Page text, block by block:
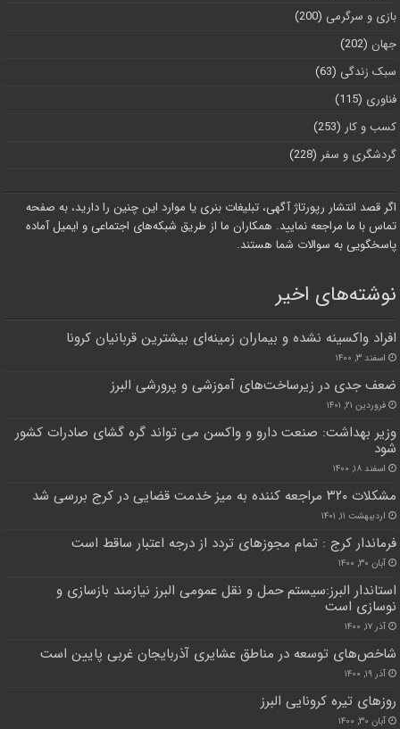
بازی و سرگرمی (200)
جهان (202)
سبک زندگی (63)
فناوری (115)
کسب و کار (253)
گردشگری و سفر (228)
اگر قصد انتشار رپورتاژ آگهی، تبلیغات بنری یا موارد این چنین را دارید، به صفحه
تماس با ما مراجعه نمایید. همکاران ما از طریق شبکه‌های اجتماعی و ایمیل آماده
پاسخگویی به سوالات شما هستند.
نوشته‌های اخیر
افراد واکسینه نشده و بیماران زمینه‌ای بیشترین قربانیان کرونا
اسفند ۳, ۱۴۰۰
ضعف جدی در زیرساخت‌های آموزشی و پرورشی البرز
فروردین ۲۱, ۱۴۰۱
وزیر بهداشت: صنعت دارو و واکسن می تواند گره گشای صادرات کشور
شود
اسفند ۱۸, ۱۴۰۰
مشکلات ۳۲۰ مراجعه کننده به میز خدمت قضایی در کرج بررسی شد
اردیبهشت ۱۱, ۱۴۰۱
فرماندار کرج : تمام مجوزهای تردد از درجه اعتبار ساقط است
آبان ۳۰, ۱۴۰۰
استاندار البرز:سیستم حمل و نقل عمومی البرز نیازمند بازسازی و
نوسازی است
آذر ۱۷, ۱۴۰۰
شاخص‌های توسعه در مناطق عشایری آذربایجان غربی پایین است
آذر ۱۹, ۱۴۰۰
روزهای تیره کرونایی البرز
آبان ۳۰, ۱۴۰۰